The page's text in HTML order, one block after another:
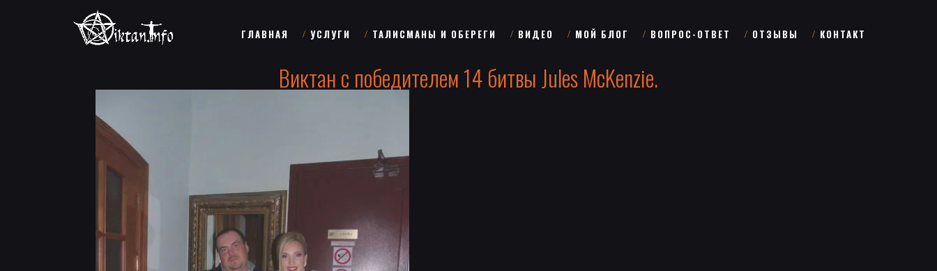
ГЛАВНАЯ УСЛУГИ ТАЛИСМАНЫ И ОБЕРЕГИ ВИДЕО МОЙ БЛОГ ВОПРОС-ОТВЕТ ОТЗЫВЫ КОНТАКТ
Виктан с победителем 14 битвы Jules McKenzie.